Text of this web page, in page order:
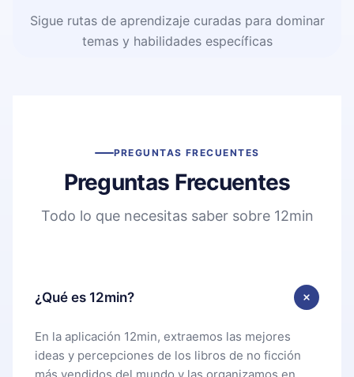
Sigue rutas de aprendizaje curadas para dominar
temas y habilidades específicas
PREGUNTAS FRECUENTES
Preguntas Frecuentes
Todo lo que necesitas saber sobre 12min
¿Qué es 12min?
En la aplicación 12min, extraemos las mejores
ideas y percepciones de los libros de no ficción